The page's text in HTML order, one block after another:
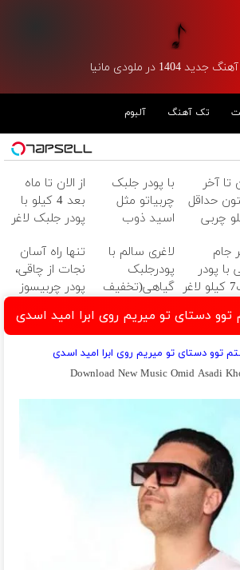
1404 در ملودی مانیا
تک آهنگ آلبوم
تا آخر
حداقل
چربی
با پودر جلبک
چربیاتو مثل
اسید ذوب
امشب)
از الان تا ماه
بعد 4 کیلو با
پودر جلبک لاغر
محدود)
جام
با پودر
جلبک7 کیلو لاغر
لاغری سالم با
پودرجلبک
گیاهی(تخفیف
تنها راه آسان
نجات از چاقی،
پودر چربیسوز
امشب)
توو دستای تو میریم روی ابرا امید اسدی
توو دستای تو میریم روی ابرا امید اسدی
Download New Music Omid Asadi